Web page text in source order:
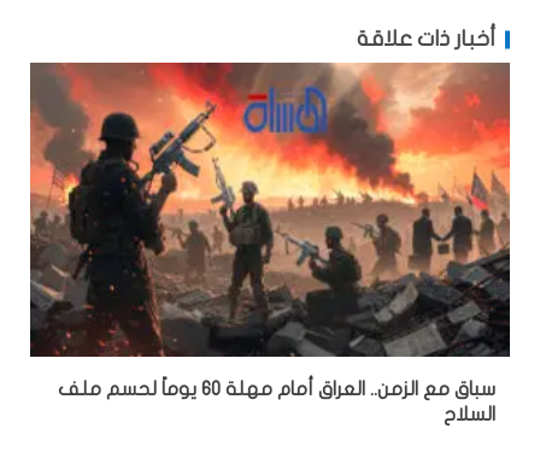
أخبار ذات علاقة
سباق مع الزمن.. العراق أمام مهلة 60 يوماً لحسم ملف
السلاح